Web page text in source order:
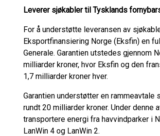
Leverer sjøkabler til Tysklands
For å understøtte leveransen av
Eksportfinansiering Norge (Eksfin) en
Generale. Garantien utstedes gjennom
milliarder kroner, hvor Eksfin og den
1,7 milliarder kroner hver.
Garantien understøtter en rammeavtale
rundt 20 milliarder kroner. Under
transportere energi fra havvindparker i
LanWin 4 og LanWin 2.